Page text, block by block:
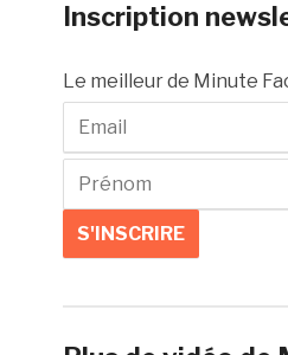
Inscription
Le meilleur de Minute